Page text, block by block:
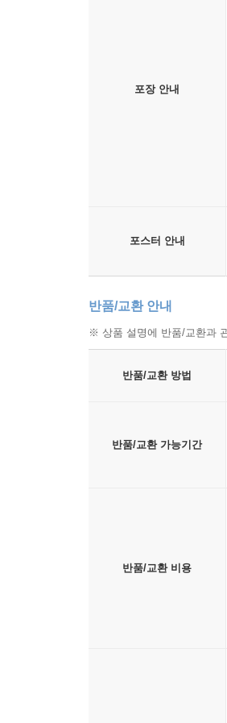
포장 안내
포스터 안내
반품/교환 안내
※ 상품 설명에 반품/교환과
반품/교환 방법
반품/교환 가능기간
반품/교환 비용